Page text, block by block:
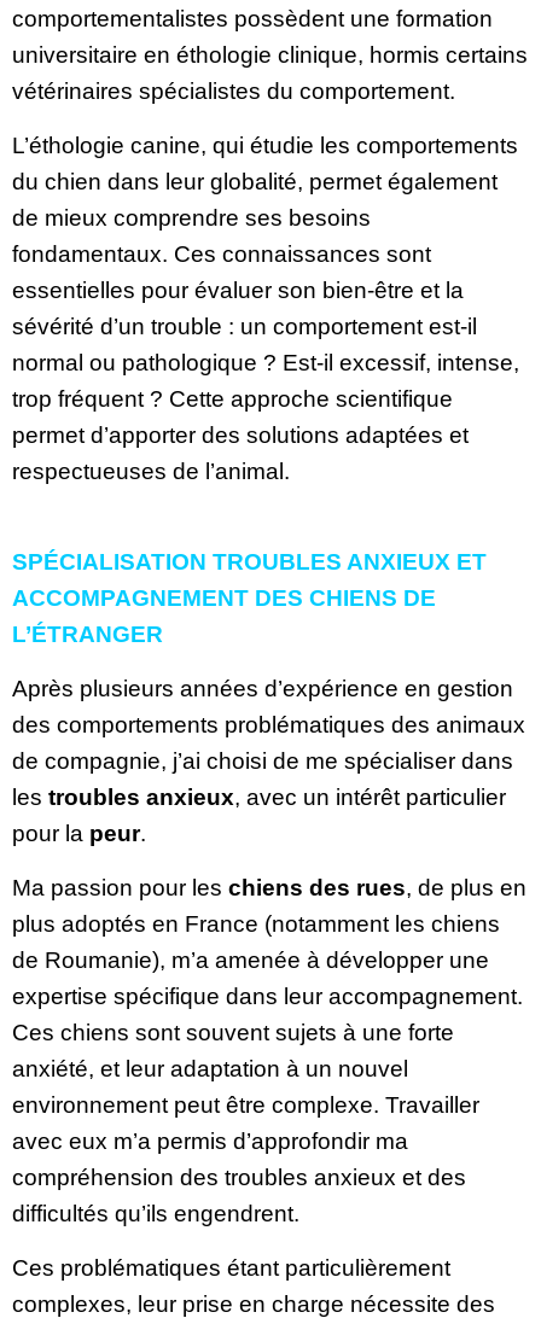
comportementalistes possèdent une formation
universitaire en éthologie clinique, hormis certains
vétérinaires spécialistes du comportement.
L’éthologie canine, qui étudie les comportements
du chien dans leur globalité, permet également
de mieux comprendre ses besoins
fondamentaux. Ces connaissances sont
essentielles pour évaluer son bien-être et la
sévérité d’un trouble : un comportement est-il
normal ou pathologique ? Est-il excessif, intense,
trop fréquent ? Cette approche scientifique
permet d’apporter des solutions adaptées et
respectueuses de l’animal.
SPÉCIALISATION TROUBLES ANXIEUX ET
ACCOMPAGNEMENT DES CHIENS DE
L’ÉTRANGER
Après plusieurs années d’expérience en gestion
des comportements problématiques des animaux
de compagnie, j’ai choisi de me spécialiser dans
les troubles anxieux, avec un intérêt particulier
pour la peur.
Ma passion pour les chiens des rues, de plus en
plus adoptés en France (notamment les chiens
de Roumanie), m’a amenée à développer une
expertise spécifique dans leur accompagnement.
Ces chiens sont souvent sujets à une forte
anxiété, et leur adaptation à un nouvel
environnement peut être complexe. Travailler
avec eux m’a permis d’approfondir ma
compréhension des troubles anxieux et des
difficultés qu’ils engendrent.
Ces problématiques étant particulièrement
complexes, leur prise en charge nécessite des